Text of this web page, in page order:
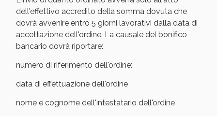
dell'effettivo accredito della somma dovuta che
dovrà avvenire entro 5 giorni lavorativi dalla data di
accettazione dell'ordine. La causale del bonifico
bancario dovrà riportare:
numero di riferimento dell'ordine:
data di effettuazione dell'ordine
nome e cognome dell'intestatario dell'ordine
Benessere Intestinale: Sconto fino al 55% valido